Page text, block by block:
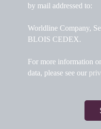
by mail addressed to:
Worldline Company,
BLOIS CEDEX.
For more information
data, please see our